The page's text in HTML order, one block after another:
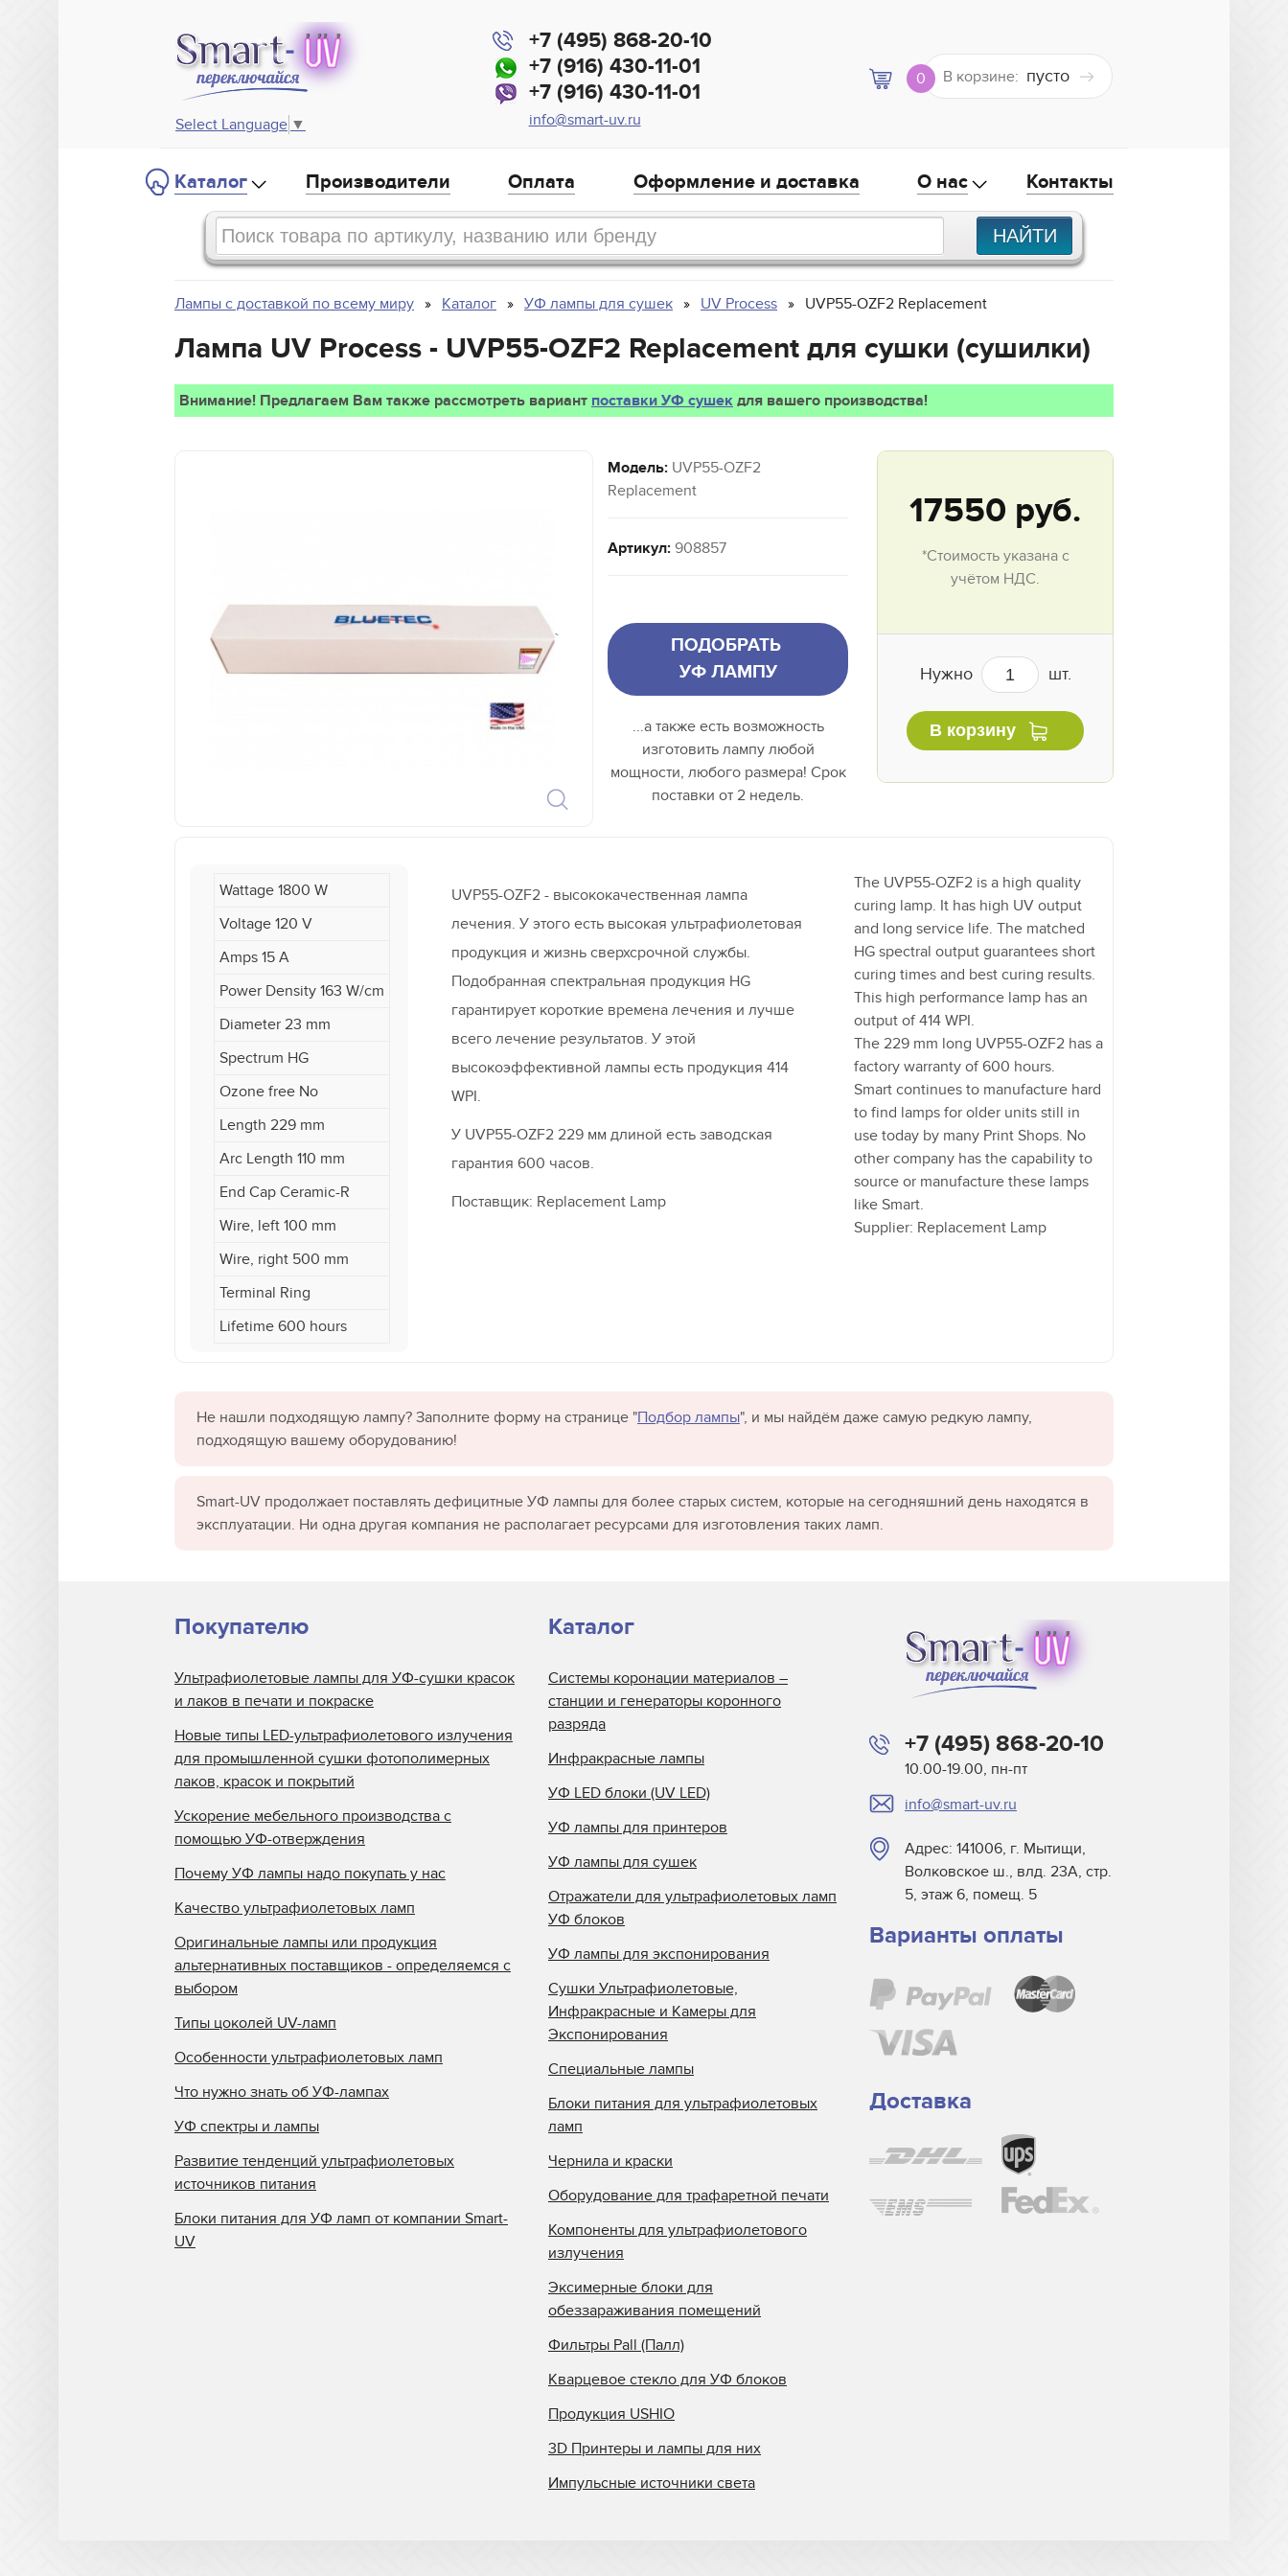
Select Language ▼
+7 (495) 868-20-10
+7 (916) 430-11-01
+7 (916) 430-11-01
info@smart-uv.ru
0 В корзине: пусто
Каталог Производители Оплата Оформление и доставка О нас Контакты
Лампы с доставкой по всему миру Каталог УФ лампы для сушек UV Process UVP55-OZF2 Replacement
Лампа UV Process - UVP55-OZF2 Replacement для сушки (сушилки)
Внимание! Предлагаем Вам также рассмотреть вариант поставки УФ сушек для вашего производства!
`
Модель: UVP55-OZF2
Replacement
Артикул: 908857
ПОДОБРАТЬ
УФ ЛАМПУ
...а также есть возможность
изготовить лампу любой
мощности, любого размера! Срок
поставки от 2 недель.
17550 руб.
*Стоимость указана с
учётом НДС.
Нужно шт.
В корзину
Wattage 1800 W
Voltage 120 V
Amps 15 A
Power Density 163 W/cm
Diameter 23 mm
Spectrum HG
Ozone free No
Length 229 mm
Arc Length 110 mm
End Cap Ceramic-R
Wire, left 100 mm
Wire, right 500 mm
Terminal Ring
Lifetime 600 hours
UVP55-OZF2 - высококачественная лампа
лечения. У этого есть высокая ультрафиолетовая
продукция и жизнь сверхсрочной службы.
Подобранная спектральная продукция HG
гарантирует короткие времена лечения и лучше
всего лечение результатов. У этой
высокоэффективной лампы есть продукция 414
WPI.
У UVP55-OZF2 229 мм длиной есть заводская
гарантия 600 часов.
Поставщик: Replacement Lamp
The UVP55-OZF2 is a high quality
curing lamp. It has high UV output
and long service life. The matched
HG spectral output guarantees short
curing times and best curing results.
This high performance lamp has an
output of 414 WPI.
The 229 mm long UVP55-OZF2 has a
factory warranty of 600 hours.
Smart continues to manufacture hard
to find lamps for older units still in
use today by many Print Shops. No
other company has the capability to
source or manufacture these lamps
like Smart.
Supplier: Replacement Lamp
Не нашли подходящую лампу? Заполните форму на странице "Подбор лампы", и мы найдём даже самую редкую лампу,
подходящую вашему оборудованию!
Smart-UV продолжает поставлять дефицитные УФ лампы для более старых систем, которые на сегодняшний день находятся в
эксплуатации. Ни одна другая компания не располагает ресурсами для изготовления таких ламп.
+7 (495) 868-20-10
10.00-19.00, пн-пт
info@smart-uv.ru
Адрес: 141006, г. Мытищи,
Волковское ш., влд. 23А, стр.
5, этаж 6, помещ. 5
Варианты оплаты
Доставка
Покупателю
Ультрафиолетовые лампы для УФ-сушки красок
и лаков в печати и покраске
Новые типы LED-ультрафиолетового излучения
для промышленной сушки фотополимерных
лаков, красок и покрытий
Ускорение мебельного производства с
помощью УФ-отверждения
Почему УФ лампы надо покупать у нас
Качество ультрафиолетовых ламп
Оригинальные лампы или продукция
альтернативных поставщиков - определяемся с
выбором
Типы цоколей UV-ламп
Особенности ультрафиолетовых ламп
Что нужно знать об УФ-лампах
УФ спектры и лампы
Развитие тенденций ультрафиолетовых
источников питания
Блоки питания для УФ ламп от компании Smart-
UV
Каталог
Системы коронации материалов –
станции и генераторы коронного
разряда
Инфракрасные лампы
УФ LED блоки (UV LED)
УФ лампы для принтеров
УФ лампы для сушек
Отражатели для ультрафиолетовых ламп
УФ блоков
УФ лампы для экспонирования
Сушки Ультрафиолетовые,
Инфракрасные и Камеры для
Экспонирования
Специальные лампы
Блоки питания для ультрафиолетовых
ламп
Чернила и краски
Оборудование для трафаретной печати
Компоненты для ультрафиолетового
излучения
Эксимерные блоки для
обеззараживания помещений
Фильтры Pall (Палл)
Кварцевое стекло для УФ блоков
Продукция USHIO
3D Принтеры и лампы для них
Импульсные источники света